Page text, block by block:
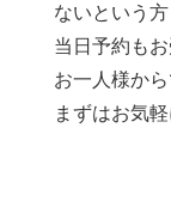
ないという
当日予約もお
お一人様か
まずはお気